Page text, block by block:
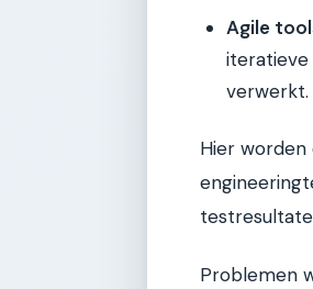
Agile
iteratieve
verwerkt.
Hier
Problemen